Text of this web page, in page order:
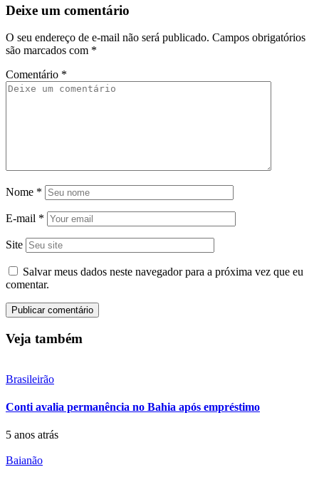
Deixe um comentário
O seu endereço de e-mail não será publicado. Campos obrigatórios
são marcados com *
Comentário *
Nome *
E-mail *
Site
Salvar meus dados neste navegador para a próxima vez que eu
comentar.
Veja também
Brasileirão
Conti avalia permanência no Bahia após empréstimo
5 anos atrás
Baianão